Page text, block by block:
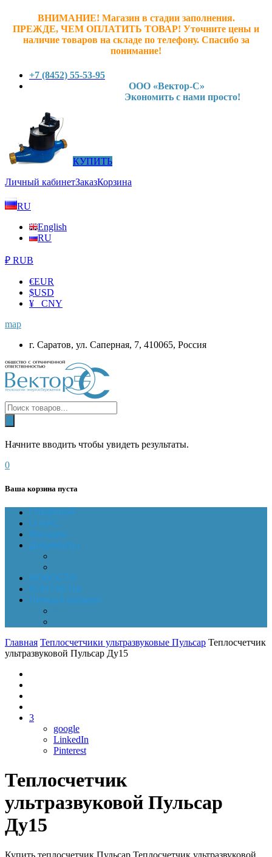
ВНИМАНИЕ! Магазин в стадии заполнения.
ПРЕЖДЕ, ЧЕМ ОПЛАТИТЬ ТОВАР! Уточните цены и
наличие товаров на складе по телефону. Спасибо за
понимание!
+7 (8452) 55-53-95
ООО «Вектор-С»
Экономить с нами просто!
КУПИТЬ
Личный кабинетЗаказКорзина
RU
English
RU
₽ RUB
€EUR
$USD
¥ CNY
map
г. Саратов, ул. Саперная, 7, 410065, Россия
Начните вводить чтобы увидеть результаты.
0
Ваша корзина пуста
ГЛАВНАЯ
О НАС
Магазин
Документы
НОВОСТИ
КОНТАКТЫ
Личный кабинет
Главная Теплосчетчики ультразвуковые Пульсар Теплосчетчик
ультразвуковой Пульсар Ду15
3
google
LinkedIn
Pinterest
Теплосчетчик
ультразвуковой Пульсар
Ду15
Купить теплосчетчик Пульсар Теплосчетчик ультразвуковой